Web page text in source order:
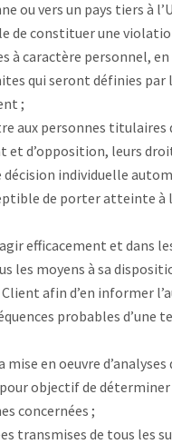
ou vers un pays tiers à
de constituer une
à caractère personnel,
qui seront définies par
;
personnes titulaires
et d’opposition, leurs
individuelle
de porter atteinte
efficacement et dans
les moyens à sa
afin d’en informer
probables
en oeuvre
objectif de
concernées ;
transmises de tous les